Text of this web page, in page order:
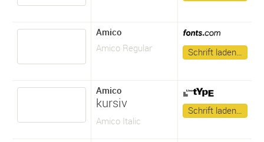
Amico
Amico Regular
Schrift laden…
Amico
kursiv
Amico Italic
Schrift laden…